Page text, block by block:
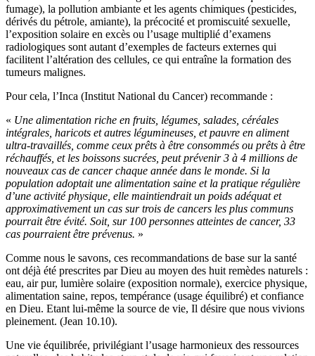
fumage), la pollution ambiante et les agents chimiques (pesticides,
dérivés du pétrole, amiante), la précocité et promiscuité sexuelle,
l’exposition solaire en excès ou l’usage multiplié d’examens
radiologiques sont autant d’exemples de facteurs externes qui
facilitent l’altération des cellules, ce qui entraîne la formation des
tumeurs malignes.
Pour cela, l’Inca (Institut National du Cancer) recommande :
« Une alimentation riche en fruits, légumes, salades, céréales
intégrales, haricots et autres légumineuses, et pauvre en aliment
ultra-travaillés, comme ceux prêts à être consommés ou prêts à être
réchauffés, et les boissons sucrées, peut prévenir 3 à 4 millions de
nouveaux cas de cancer chaque année dans le monde. Si la
population adoptait une alimentation saine et la pratique régulière
d’une activité physique, elle maintiendrait un poids adéquat et
approximativement un cas sur trois de cancers les plus communs
pourrait être évité. Soit, sur 100 personnes atteintes de cancer, 33
cas pourraient être prévenus. »
Comme nous le savons, ces recommandations de base sur la santé
ont déjà été prescrites par Dieu au moyen des huit remèdes naturels :
eau, air pur, lumière solaire (exposition normale), exercice physique,
alimentation saine, repos, tempérance (usage équilibré) et confiance
en Dieu. Etant lui-même la source de vie, Il désire que nous vivions
pleinement. (Jean 10.10).
Une vie équilibrée, privilégiant l’usage harmonieux des ressources